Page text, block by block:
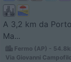
A 3,2 km da
Ma...
Fermo (AP) -
Via Giovanni